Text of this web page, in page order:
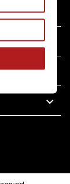



